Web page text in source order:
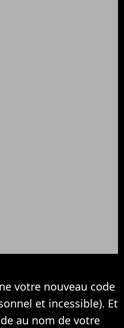
votre nouveau code
et incessible). Et
au nom de votre